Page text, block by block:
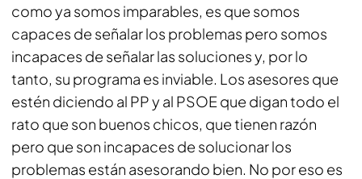
como ya somos imparables, es que somos
capaces de señalar los problemas pero somos
incapaces de señalar las soluciones y, por lo
tanto, su programa es inviable. Los asesores que
estén diciendo al PP y al PSOE que digan todo el
rato que son buenos chicos, que tienen razón
pero que son incapaces de solucionar los
problemas están asesorando bien. No por eso es